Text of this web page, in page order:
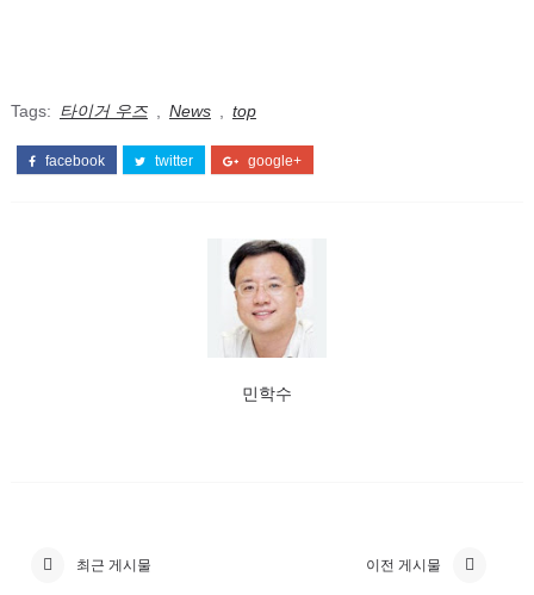
Tags: 타이거 우즈 News top
facebook twitter google+
민학수
최근 게시물 이전 게시물